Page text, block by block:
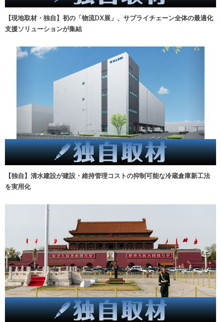
【現地取材・独自】初の「物流DX展」、サプライチェーン全体の最適化
支援ソリューションが集結
【独自】清水建設が建設・維持管理コストの抑制可能な冷蔵倉庫新工法
を実用化